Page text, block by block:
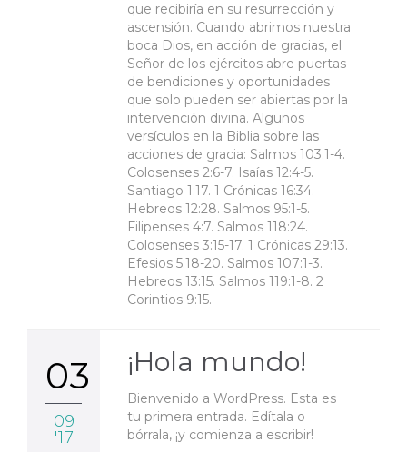
que recibiría en su resurrección y
ascensión. Cuando abrimos nuestra
boca Dios, en acción de gracias, el
Señor de los ejércitos abre puertas
de bendiciones y oportunidades
que solo pueden ser abiertas por la
intervención divina. Algunos
versículos en la Biblia sobre las
acciones de gracia: Salmos 103:1-4.
Colosenses 2:6-7. Isaías 12:4-5.
Santiago 1:17. 1 Crónicas 16:34.
Hebreos 12:28. Salmos 95:1-5.
Filipenses 4:7. Salmos 118:24.
Colosenses 3:15-17. 1 Crónicas 29:13.
Efesios 5:18-20. Salmos 107:1-3.
Hebreos 13:15. Salmos 119:1-8. 2
Corintios 9:15.
03
09
'17
¡Hola mundo!
Bienvenido a WordPress. Esta es
tu primera entrada. Edítala o
bórrala, ¡y comienza a escribir!